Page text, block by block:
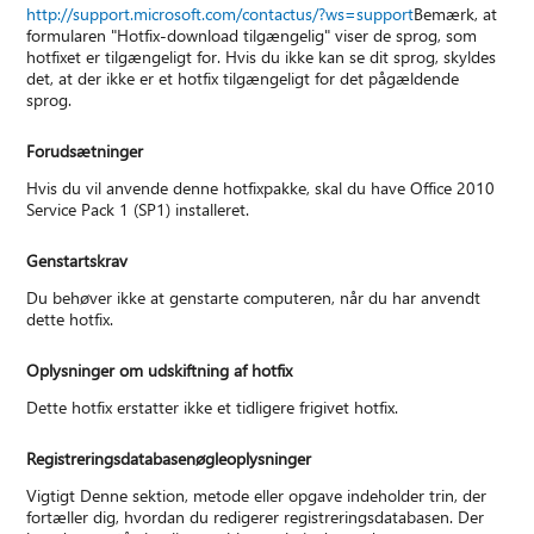
http://support.microsoft.com/contactus/?ws=supportBemærk, at
formularen "Hotfix-download tilgængelig" viser de sprog, som
hotfixet er tilgængeligt for. Hvis du ikke kan se dit sprog, skyldes
det, at der ikke er et hotfix tilgængeligt for det pågældende
sprog.
Forudsætninger
Hvis du vil anvende denne hotfixpakke, skal du have Office 2010
Service Pack 1 (SP1) installeret.
Genstartskrav
Du behøver ikke at genstarte computeren, når du har anvendt
dette hotfix.
Oplysninger om udskiftning af hotfix
Dette hotfix erstatter ikke et tidligere frigivet hotfix.
Registreringsdatabasenøgleoplysninger
Vigtigt Denne sektion, metode eller opgave indeholder trin, der
fortæller dig, hvordan du redigerer registreringsdatabasen. Der